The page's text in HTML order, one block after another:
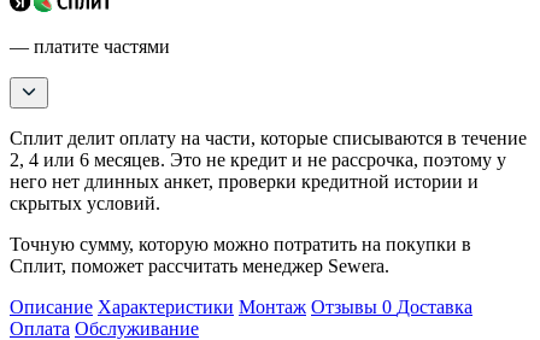
— платите частями
Сплит делит оплату на части, которые списываются в течение
2, 4 или 6 месяцев. Это не кредит и не рассрочка, поэтому у
него нет длинных анкет, проверки кредитной истории и
скрытых условий.
Точную сумму, которую можно потратить на покупки в
Сплит, поможет рассчитать менеджер Sewera.
Описание Характеристики Монтаж Отзывы 0 Доставка
Оплата Обслуживание